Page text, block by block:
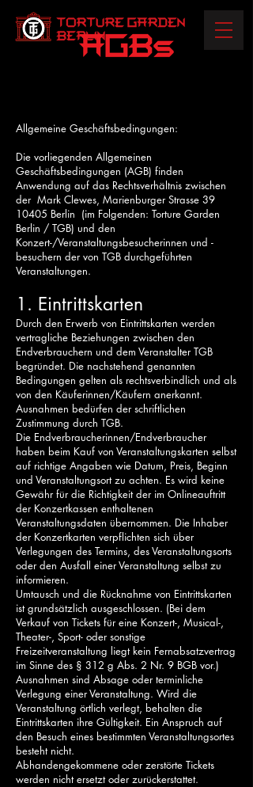
Allgemeine Geschäftsbedingungen:
Die vorliegenden Allgemeinen
Geschäftsbedingungen (AGB) finden
Anwendung auf das Rechtsverhältnis zwischen
der Mark Clewes, Marienburger Strasse 39
10405 Berlin (im Folgenden: Torture Garden
Berlin / TGB) und den
Konzert-/Veranstaltungsbesucherinnen und -
besuchern der von TGB durchgeführten
Veranstaltungen.
1. Eintrittskarten
Durch den Erwerb von Eintrittskarten werden
vertragliche Beziehungen zwischen den
Endverbrauchern und dem Veranstalter TGB
begründet. Die nachstehend genannten
Bedingungen gelten als rechtsverbindlich und als
von den Käuferinnen/Käufern anerkannt.
Ausnahmen bedürfen der schriftlichen
Zustimmung durch TGB.
Die Endverbraucherinnen/Endverbraucher
haben beim Kauf von Veranstaltungskarten selbst
auf richtige Angaben wie Datum, Preis, Beginn
und Veranstaltungsort zu achten. Es wird keine
Gewähr für die Richtigkeit der im Onlineauftritt
der Konzertkassen enthaltenen
Veranstaltungsdaten übernommen. Die Inhaber
der Konzertkarten verpflichten sich über
Verlegungen des Termins, des Veranstaltungsorts
oder den Ausfall einer Veranstaltung selbst zu
informieren.
Umtausch und die Rücknahme von Eintrittskarten
ist grundsätzlich ausgeschlossen. (Bei dem
Verkauf von Tickets für eine Konzert-, Musical-,
Theater-, Sport- oder sonstige
Freizeitveranstaltung liegt kein Fernabsatzvertrag
im Sinne des § 312 g Abs. 2 Nr. 9 BGB vor.)
Ausnahmen sind Absage oder terminliche
Verlegung einer Veranstaltung. Wird die
Veranstaltung örtlich verlegt, behalten die
Eintrittskarten ihre Gültigkeit. Ein Anspruch auf
den Besuch eines bestimmten Veranstaltungsortes
besteht nicht.
Abhandengekommene oder zerstörte Tickets
werden nicht ersetzt oder zurückerstattet.